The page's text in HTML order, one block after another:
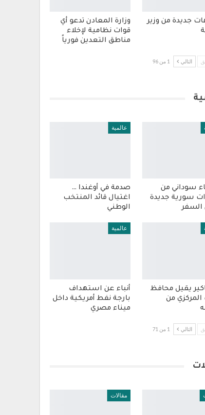
جديدة من وزير
وزارة المعادن تدعو أي
قوات نظامية لإخلاء
مناطق التعدين فورياً
التالي 1 من 96
سوداني من
سورية جديدة
السفر
عالمية
صدمة في أوغندا …
اغتيال قائد المنتخب
الوطني
يقيل محافظ
المركزي من
عالمية
أنباء عن استهداف
بارجة نفط أمريكية داخل
ميناء مصري
التالي 1 من 71
مقالات